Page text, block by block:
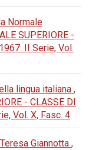
Normale
SUPERIORE -
II Serie, Vol.
lingua italiana ,
- CLASSE DI
Vol. X, Fasc. 4
Giannotta ,